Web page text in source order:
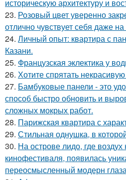
историческую архитектуру и
23. Розовый цвет уверенно
отлично чувствует себя даже на
24. Личный опыт: квартира с
Казани.
25. Французская эклектика у
26. Хотите спрятать
27. Бамбуковые панели - это
способ быстро обновить и
сложных мокрых работ.
28. Парижская квартира с
29. Стильная однушка, в
30. На острове лидо, где
кинофестиваля, появилась
переосмысленный модерн